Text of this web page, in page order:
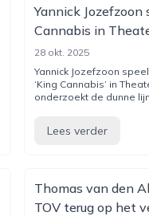
Yannick
Cannabis in
28 okt. 2025
Yannick Jozefzoon
‘King Cannabis’ in
onderzoekt de dunne
Lees verder
Thomas van den
TOV terug op het